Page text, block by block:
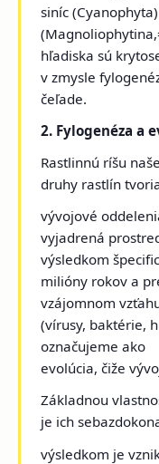
siníc
hľadiska sú
v zmysle
čeľade.
2. Fylogenéza a
Rastlinnú ríšu
druhy rastlín
vývojové
vyjadrená
výsledkom
milióny rokov a
vzájomnom
(vírusy, baktérie,
označujeme ako
evolúcia, čiže
Základnou
je ich
výsledkom je